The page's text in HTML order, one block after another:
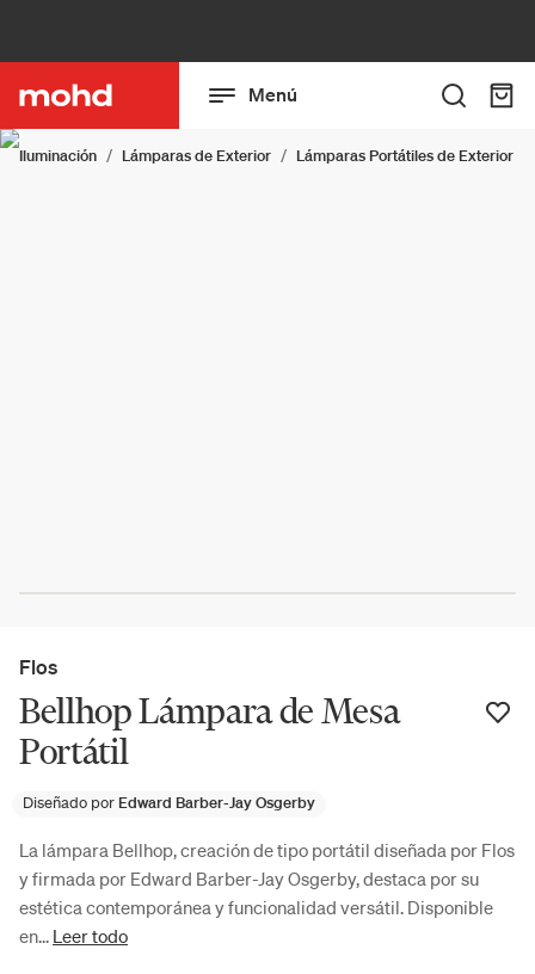
Menú
Iluminación Lámparas de Exterior Lámparas Portátiles de Exterior
Flos
Bellhop Lámpara de Mesa
Portátil
Diseñado por Edward Barber-Jay Osgerby
La lámpara Bellhop, creación de tipo portátil diseñada por Flos
y firmada por Edward Barber-Jay Osgerby, destaca por su
estética contemporánea y funcionalidad versátil. Disponible
en... Leer todo